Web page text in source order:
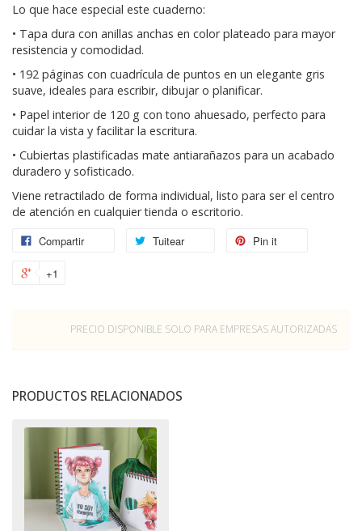
Lo que hace especial este cuaderno:
• Tapa dura con anillas anchas en color plateado para mayor
resistencia y comodidad.
• 192 páginas con cuadrícula de puntos en un elegante gris
suave, ideales para escribir, dibujar o planificar.
• Papel interior de 120 g con tono ahuesado, perfecto para
cuidar la vista y facilitar la escritura.
• Cubiertas plastificadas mate antiarañazos para un acabado
duradero y sofisticado.
Viene retractilado de forma individual, listo para ser el centro
de atención en cualquier tienda o escritorio.
Compartir
Tuitear Pin it
+1
PRECIO DISPONIBLE SOLO PARA EMPRESAS AUTORIZADAS
PRODUCTOS RELACIONADOS